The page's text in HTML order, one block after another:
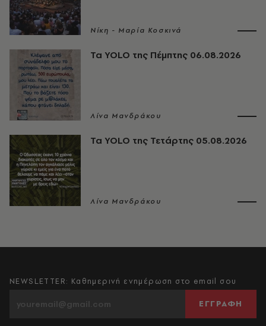
Νίκη - Μαρία Κοσκινά
Τα YOLO της Πέμπτης 06.08.2026
Λίνα Μανδράκου
Τα YOLO της Τετάρτης 05.08.2026
Λίνα Μανδράκου
NEWSLETTER: Καθημερινή ενημέρωση στο email σου
ΕΓΓΡΑΦΗ